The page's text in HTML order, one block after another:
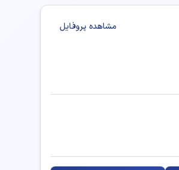
مشاهده پروفایل